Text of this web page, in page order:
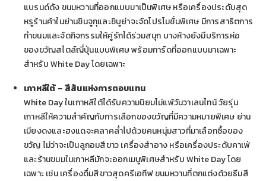
แบรนด์ดัง ขนมหวานที่ออกแบบมาเป็นพิเศษ หรือเครื่องประดับสุด
หรูร้านค้าในย่านชินจูกุและชิบูย่าจะจัดโปรโมชั่นพิเศษ มีการสาธิตการ
ทำขนมและจัดกิจกรรมให้คู่รักได้ร่วมสนุก บางห้างยังมีบริการห่อ
ของขวัญสไตล์ญี่ปุ่นแบบพิเศษ พร้อมการ์ดที่ออกแบบมาเฉพาะ
สำหรับ White Day โดยเฉพาะ
เกาหลีใต้ – สีสันแห่งการตอบแทน
White Day ในเกาหลีใต้ได้รับความนิยมไม่แพ้วันวาเลนไทน์ วัยรุ่น
เกาหลีให้ความสำคัญกับการเลือกของขวัญที่มีความหมายพิเศษ ย่าน
เมียงดงและฮงแดจะคลาคล่ำไปด้วยคนหนุ่มสาวที่มาเลือกซื้อของ
ขวัญ ไม่ว่าจะเป็นลูกอมสีขาว เครื่องสำอาง หรือเครื่องประดับคาเฟ่
และร้านขนมในเกาหลีมักจะออกเมนูพิเศษสำหรับ White Day โดย
เฉพาะ เช่น เครื่องดื่มสีขาวสุดครีเอทีฟ ขนมหวานที่ตกแต่งด้วยธีมสี